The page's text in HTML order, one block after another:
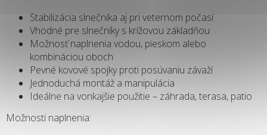
Stabilizácia slnečníka aj pri veternom počasí
Vhodné pre slnečníky s krížovou základňou
Možnosť naplnenia vodou, pieskom alebo
kombináciou oboch
Pevné kovové spojky proti posúvaniu závaží
Jednoduchá montáž a manipulácia
Ideálne na vonkajšie použitie – záhrada, terasa, patio
Možnosti naplnenia: